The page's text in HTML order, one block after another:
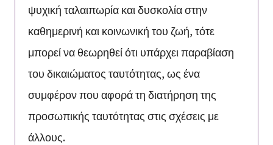
ψυχική ταλαιπωρία και δυσκολία στην
καθημερινή και κοινωνική του ζωή, τότε
μπορεί να θεωρηθεί ότι υπάρχει παραβίαση
του δικαιώματος ταυτότητας, ως ένα
συμφέρον που αφορά τη διατήρηση της
προσωπικής ταυτότητας στις σχέσεις με
άλλους.